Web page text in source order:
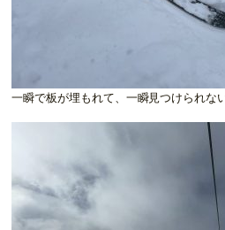
一瞬で板が埋もれて、一瞬見つけられな